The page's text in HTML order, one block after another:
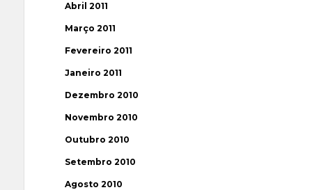
Abril 2011
Março 2011
Fevereiro 2011
Janeiro 2011
Dezembro 2010
Novembro 2010
Outubro 2010
Setembro 2010
Agosto 2010